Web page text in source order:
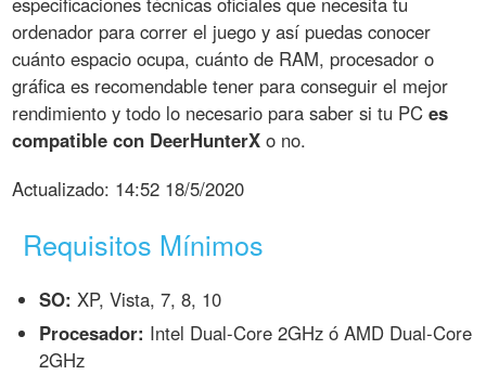
ordenador para correr el juego y así puedas conocer
cuánto espacio ocupa, cuánto de RAM, procesador o
gráfica es recomendable tener para conseguir el mejor
rendimiento y todo lo necesario para saber si tu PCes
compatible con DeerHunterX o no.
Actualizado: 14:52 18/5/2020
Requisitos Mínimos
SO: XP, Vista, 7, 8, 10
Procesador: Intel Dual-Core 2GHz ó AMD Dual-Core
2GHz